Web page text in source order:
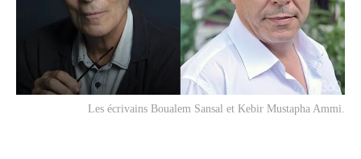
Les écrivains Boualem Sansal et Kebir Mustapha Ammi.